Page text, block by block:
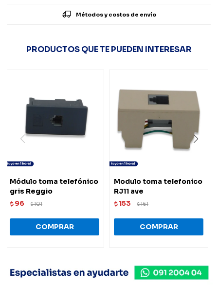
Métodos y costos de envío
PRODUCTOS QUE TE PUEDEN INTERESAR
Módulo toma telefónico
gris Reggio
$ 96 $101
Modulo toma telefonico
RJ11 ave
$ 153 $161